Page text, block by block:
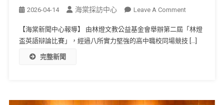
2026-04-14 海棠採訪中心 Leave A Comment
【海棠新聞中心報導】 由林燈文教公益基金會舉辦第二屆「林燈
盃英語辯論比賽」，經過八所實力堅強的高中職校同場競技 […]
完整新聞